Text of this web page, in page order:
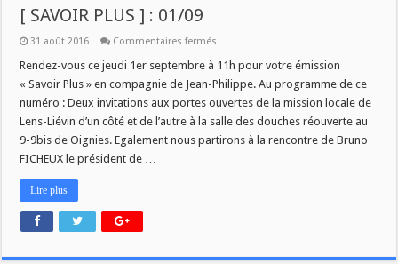
[ SAVOIR PLUS ] : 01/09
31 août 2016 Commentaires fermés
SAVOIR
PLUS
]
:
01/09
Rendez-vous ce jeudi 1er septembre à 11h pour votre émission
« Savoir Plus » en compagnie de Jean-Philippe. Au programme de ce
numéro : Deux invitations aux portes ouvertes de la mission locale de
Lens-Liévin d’un côté et de l’autre à la salle des douches réouverte au
9-9bis de Oignies. Egalement nous partirons à la rencontre de Bruno
FICHEUX le président de …
Lire plus